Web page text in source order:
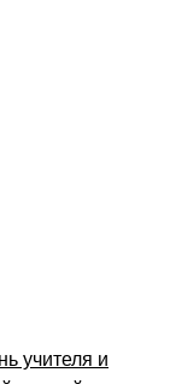
учителя и